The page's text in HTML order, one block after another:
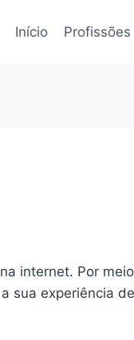
Início Profissões
internet. Por
sua experiência